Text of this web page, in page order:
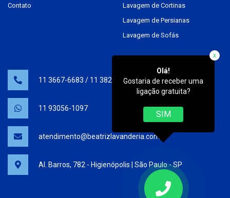
Contato
Lavagem de Cortinas
Lavagem de Persianas
Lavagem de Sofás
11 3667-6683 / 11 3825-0538
11 93056-1097
atendimento@beatrizlavanderia.com.br
Al. Barros, 782 - Higienópolis | São Paulo - SP
Olá!
Gostaria de receber uma
ligação gratuita?
SIM
x